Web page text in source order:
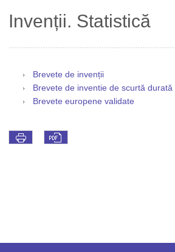
Invenții. Statistică
Brevete de invenții
Brevete de inventie de scurtă durată
Brevete europene validate